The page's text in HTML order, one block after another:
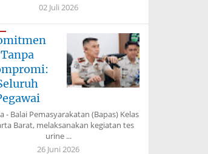
02 Juli 2026
Tanpa
- Balai Pemasyarakatan (Bapas) Kelas
Barat, melaksanakan kegiatan tes
urine ...
26 Juni 2026